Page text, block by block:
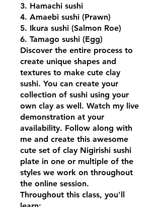
3. Hamachi sushi
4. Amaebi sushi (Prawn)
5. Ikura sushi (Salmon Roe)
6. Tamago sushi (Egg)
Discover the entire process to
create unique shapes and
textures to make cute clay
sushi. You can create your
collection of sushi using your
own clay as well. Watch my live
demonstration at your
availability. Follow along with
me and create this awesome
cute set of clay Nigirishi sushi
plate in one or multiple of the
styles we work on throughout
the online session.
Throughout this class, you'll